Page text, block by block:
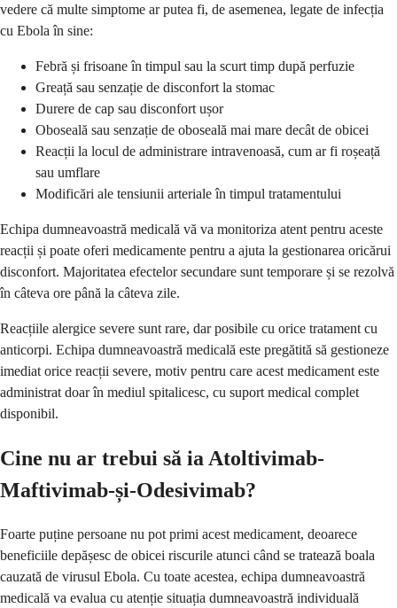
vedere că multe simptome ar putea fi, de asemenea, legate de infecția
cu Ebola în sine:
Febră și frisoane în timpul sau la scurt timp după perfuzie
Greață sau senzație de disconfort la stomac
Durere de cap sau disconfort ușor
Oboseală sau senzație de oboseală mai mare decât de obicei
Reacții la locul de administrare intravenoasă, cum ar fi roșeață
sau umflare
Modificări ale tensiunii arteriale în timpul tratamentului
Echipa dumneavoastră medicală vă va monitoriza atent pentru aceste
reacții și poate oferi medicamente pentru a ajuta la gestionarea oricărui
disconfort. Majoritatea efectelor secundare sunt temporare și se rezolvă
în câteva ore până la câteva zile.
Reacțiile alergice severe sunt rare, dar posibile cu orice tratament cu
anticorpi. Echipa dumneavoastră medicală este pregătită să gestioneze
imediat orice reacții severe, motiv pentru care acest medicament este
administrat doar în mediul spitalicesc, cu suport medical complet
disponibil.
Cine nu ar trebui să ia Atoltivimab-
Maftivimab-și-Odesivimab?
Foarte puține persoane nu pot primi acest medicament, deoarece
beneficiile depășesc de obicei riscurile atunci când se tratează boala
cauzată de virusul Ebola. Cu toate acestea, echipa dumneavoastră
medicală va evalua cu atenție situația dumneavoastră individuală